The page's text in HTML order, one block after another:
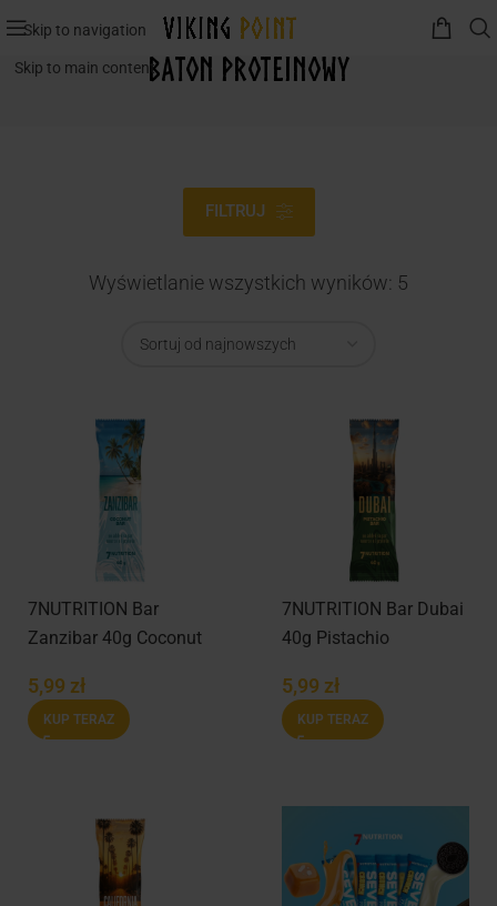
Skip to navigation
Skip to main contentbaton proteinowy
FILTRUJ
Wyświetlanie wszystkich wyników: 5
7NUTRITION Bar
Zanzibar 40g Coconut
5,99 zł
KUP TERAZ
7NUTRITION Bar Dubai
40g Pistachio
5,99 zł
KUP TERAZ